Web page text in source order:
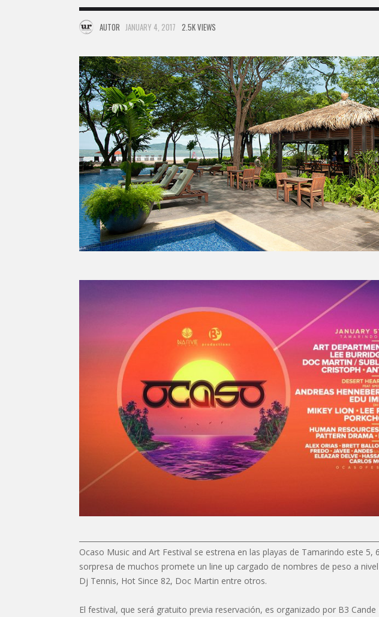
AUTOR JANUARY 4, 2017 2.5K VIEWS
Ocaso Music and Art Festival se estrena en las playas de Tamarindo este 5,
sorpresa de muchos promete un line up cargado de nombres de peso a
Dj Tennis, Hot Since 82, Doc Martin entre otros.
El festival, que será gratuito previa reservación, es organizado por B3